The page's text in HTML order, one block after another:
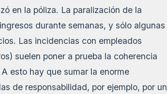
en la póliza. La paralización de la
durante semanas, y sólo algunas
Las incidencias con empleados
suelen poner a prueba la coherencia
esto hay que sumar la enorme
de responsabilidad, por ejemplo, por un